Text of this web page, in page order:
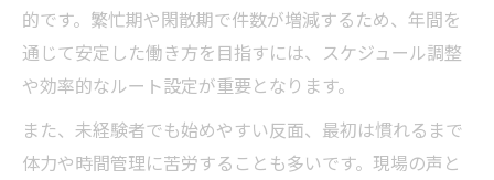
的です。繁忙期や閑散期で件数が増減するため、年間を
通じて安定した働き方を目指すには、スケジュール調整
や効率的なルート設定が重要となります。
また、未経験者でも始めやすい反面、最初は慣れるまで
体力や時間管理に苦労することも多いです。現場の声と